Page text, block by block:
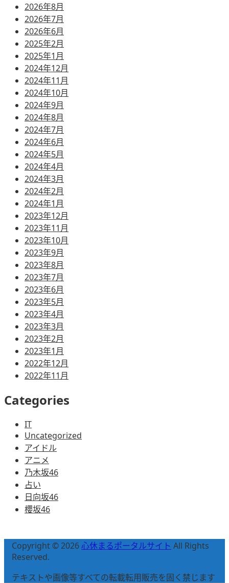
2026年8月
2026年7月
2026年6月
2025年2月
2025年1月
2024年12月
2024年11月
2024年10月
2024年9月
2024年8月
2024年7月
2024年6月
2024年5月
2024年4月
2024年3月
2024年2月
2024年1月
2023年12月
2023年11月
2023年10月
2023年9月
2023年8月
2023年7月
2023年6月
2023年5月
2023年4月
2023年3月
2023年2月
2023年1月
2022年12月
2022年11月
Categories
IT
Uncategorized
アイドル
アニメ
乃木坂46
占い
日向坂46
櫻坂46
Copyright © 2026心休まるポータルサイト All Rights
Reserved.
テキストや画像等すべての転載転用販売を固く禁じます